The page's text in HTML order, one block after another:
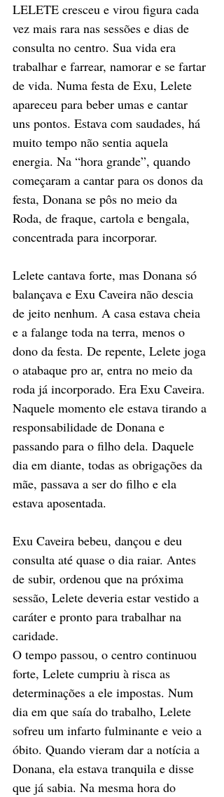
LELETE cresceu e virou figura cada
vez mais rara nas sessões e dias de
consulta no centro. Sua vida era
trabalhar e farrear, namorar e se fartar
de vida. Numa festa de Exu, Lelete
apareceu para beber umas e cantar
uns pontos. Estava com saudades, há
muito tempo não sentia aquela
energia. Na “hora grande”, quando
começaram a cantar para os donos da
festa, Donana se pôs no meio da
Roda, de fraque, cartola e bengala,
concentrada para incorporar.
Lelete cantava forte, mas Donana só
balançava e Exu Caveira não descia
de jeito nenhum. A casa estava cheia
e a falange toda na terra, menos o
dono da festa. De repente, Lelete joga
o atabaque pro ar, entra no meio da
roda já incorporado. Era Exu Caveira.
Naquele momento ele estava tirando a
responsabilidade de Donana e
passando para o filho dela. Daquele
dia em diante, todas as obrigações da
mãe, passava a ser do filho e ela
estava aposentada.
Exu Caveira bebeu, dançou e deu
consulta até quase o dia raiar. Antes
de subir, ordenou que na próxima
sessão, Lelete deveria estar vestido a
caráter e pronto para trabalhar na
caridade.
O tempo passou, o centro continuou
forte, Lelete cumpriu à risca as
determinações a ele impostas. Num
dia em que saía do trabalho, Lelete
sofreu um infarto fulminante e veio a
óbito. Quando vieram dar a notícia a
Donana, ela estava tranquila e disse
que já sabia. Na mesma hora do